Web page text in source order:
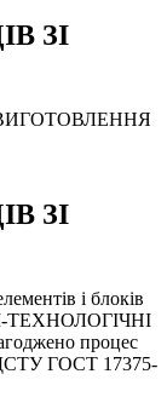
ЗІ
ЗІ
і блоків
ТЕХНОЛОГІЧНІ
процес
ДСТУ ГОСТ 17375-